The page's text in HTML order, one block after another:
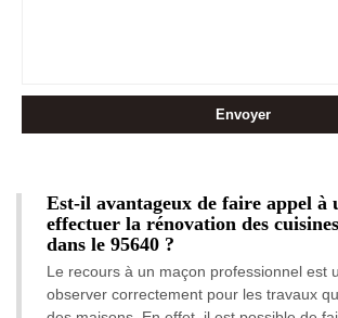
Est-il avantageux de faire appel à
effectuer la rénovation des
dans le 95640 ?
Le recours à un maçon professionnel est
observer correctement pour les travaux